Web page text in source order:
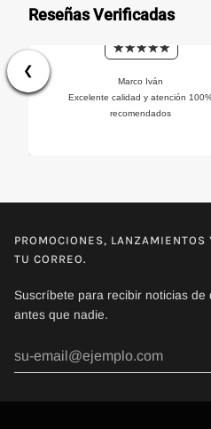
Reseñas Verificadas
❮
Marco Iván
Excelente calidad y atención
recomendados
PROMOCIONES, LANZAMIENTOS
TU CORREO.
Suscríbete para recibir noticias de
antes que nadie.